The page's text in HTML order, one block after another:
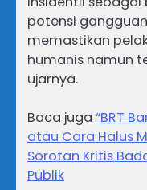
potensi
memastikan
humanis namun
ujarnya.
Baca juga “BRT
atau Cara Halus
Sorotan Kritis
Publik